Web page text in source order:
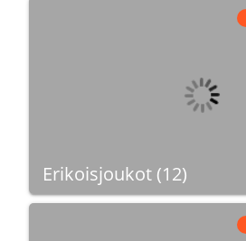
Erikoisjoukot (12)